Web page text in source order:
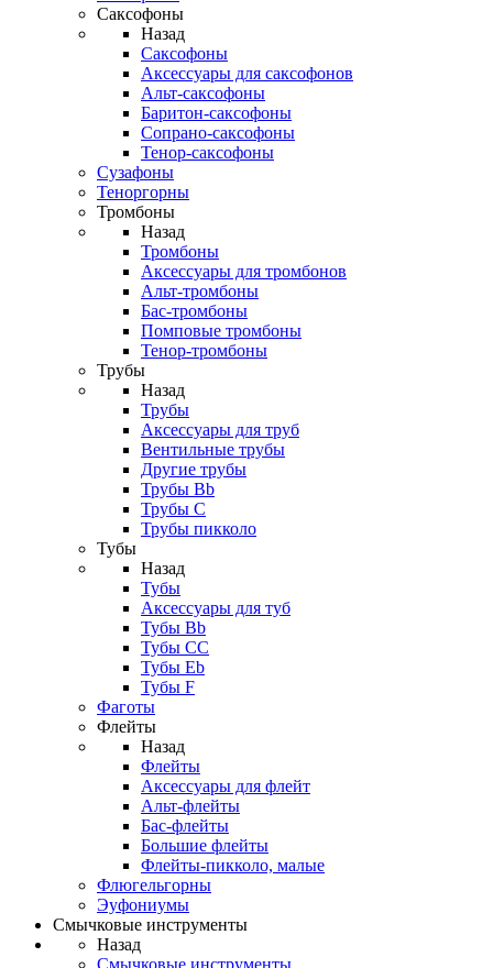
Саксофоны
Назад
Саксофоны
Аксессуары для саксофонов
Альт-саксофоны
Баритон-саксофоны
Сопрано-саксофоны
Тенор-саксофоны
Сузафоны
Теноргорны
Тромбоны
Назад
Тромбоны
Аксессуары для тромбонов
Альт-тромбоны
Бас-тромбоны
Помповые тромбоны
Тенор-тромбоны
Трубы
Назад
Трубы
Аксессуары для труб
Вентильные трубы
Другие трубы
Трубы Bb
Трубы C
Трубы пикколо
Тубы
Назад
Тубы
Аксессуары для туб
Тубы Bb
Тубы CC
Тубы Eb
Тубы F
Фаготы
Флейты
Назад
Флейты
Аксессуары для флейт
Альт-флейты
Бас-флейты
Большие флейты
Флейты-пикколо, малые
Флюгельгорны
Эуфониумы
Смычковые инструменты
Назад
Смычковые инструменты